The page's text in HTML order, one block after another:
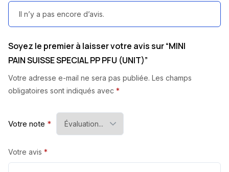
Il n’y a pas encore d’avis.
Soyez le premier à laisser votre avis sur “MINI
PAIN SUISSE SPECIAL PP PFU (UNIT)”
Votre adresse e-mail ne sera pas publiée. Les champs
obligatoires sont indiqués avec *
Votre note *
Votre avis *